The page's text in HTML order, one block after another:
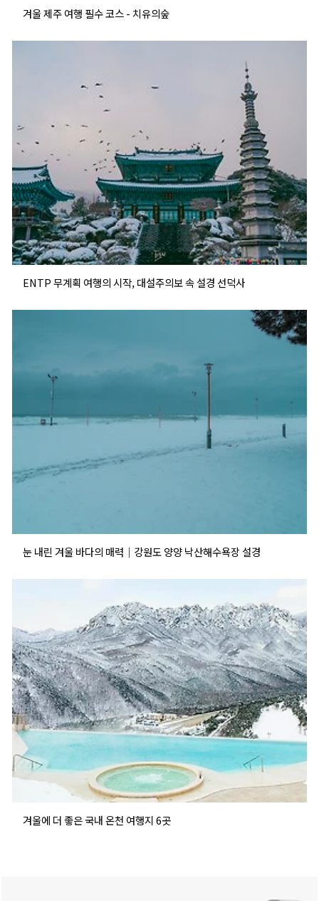
겨울 제주 여행 필수 코스 - 치유의숲
ENTP 무계획 여행의 시작, 대설주의보 속 설경 선덕사
눈 내린 겨울 바다의 매력｜강원도 양양 낙산해수욕장 설경
겨울에 더 좋은 국내 온천 여행지 6곳